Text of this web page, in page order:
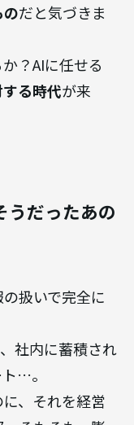
だと気づきま
？AIに任せる
る時代が来
うだったあの
扱いで完全に
社内に蓄積され
…。
、それを経営